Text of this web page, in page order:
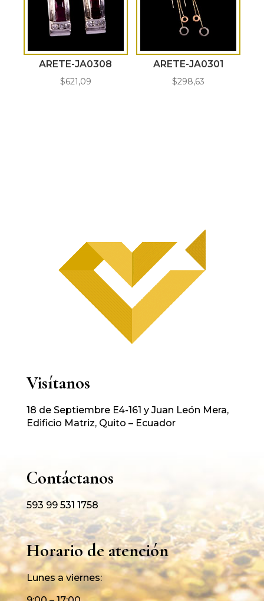
ARETE-JA0308
$621,09
ARETE-JA0301
$298,63
Visítanos
18 de Septiembre E4-161 y Juan León Mera,
Edificio Matriz, Quito – Ecuador
Contáctanos
593 99 531 1758
Horario de atención
Lunes a viernes: